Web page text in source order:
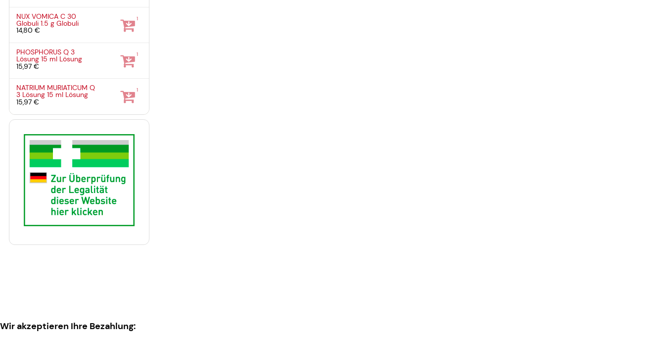
NUX VOMICA C 30
Globuli1.5 gGlobuli
14,80 €
1
PHOSPHORUS Q 3
Lösung15 ml Lösung
15,97 €
1
NATRIUM MURIATICUM Q
3 Lösung15 ml Lösung
15,97 €
1
Wir akzeptieren Ihre Bezahlung: